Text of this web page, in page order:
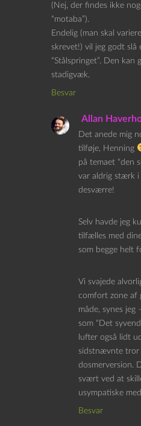
(Nej, der findes ikke
“motaba”).
Endelig (man skal
skrevet!) vil jeg godt slå
“Stålspringet”. Den kan
stadigvæk.
Besvar
Allan
Det anede mig
tilføje, Henning
på temaet “den
var aldrig stærk i
desværre!
Selv havde jeg
tilfælles med
som begge helt
Vi svajede
comfort zone af
måde, synes jeg
som “Det
lufter også lidt
sidstnævnte tror
dosmerversion.
svært ved at
usympatiske
Besvar